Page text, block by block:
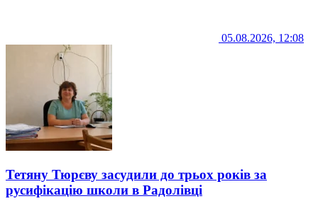
05.08.2026, 12:08
Тетяну Тюрєву засудили до трьох років за
русифікацію школи в Радолівці